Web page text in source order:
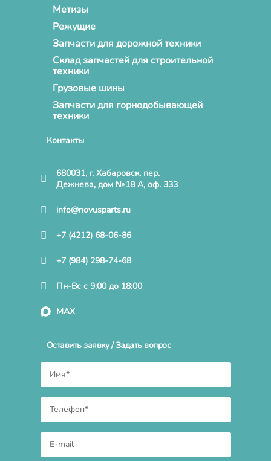
Метизы
Режущие
Запчасти для дорожной техники
Склад запчастей для строительной
техники
Грузовые шины
Запчасти для горнодобывающей
техники
Контакты
680031, г. Хабаровск, пер.
Дежнева, дом №18 А, оф. 333
info@novusparts.ru
+7 (4212) 68-06-86
+7 (984) 298-74-68
Пн-Вс с 9:00 до 18:00
MAX
Оставить заявку / Задать вопрос